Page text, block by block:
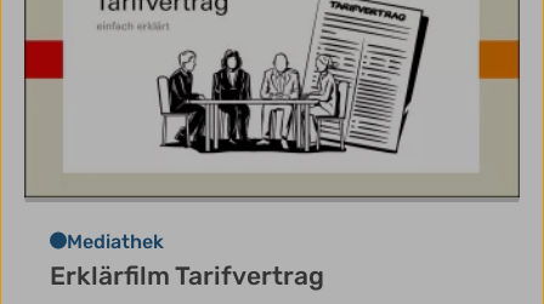
Mediathek
Erklärfilm Tarifvertrag